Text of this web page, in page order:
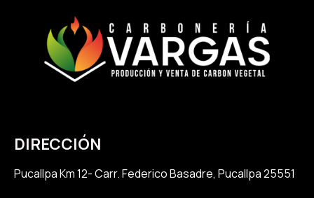
DIRECCIÓN
Pucallpa Km 12- Carr. Federico Basadre, Pucallpa 25551